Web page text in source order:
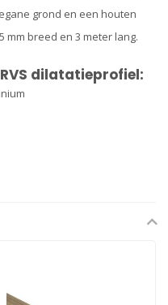
grond en een houten
mm breed en 3 meter lang.
dilatatieprofiel: